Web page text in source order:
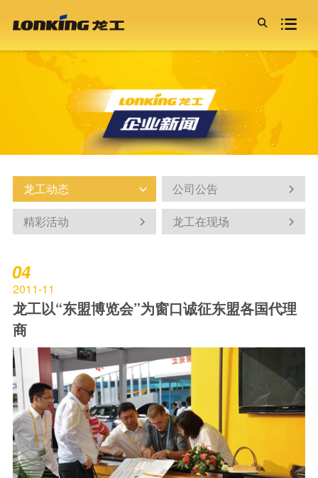

龙工控股
公司荣誉
龙工文化
新闻活动
公司公告
精彩活动
龙工在现场
效率推动未来
装载机
电动装载机
30/50系列燃油装载机
60/70系列燃油装载机
小型装载机
特殊产品
挖掘机
效率王PRO系列
超越者系列
叉车
内燃叉车
电动叉车
仓储叉车
专用叉车
压路机
机械驱动单钢轮振动
全液压单钢轮振动
光轮静碾压路机
全液压驱动双钢轮振动
滑移装载机
配件中心
招标信息
双赢论·资源论·投资论
服务支持
代理商查询
金融服务
全权委托 信赖是金
投资者关系
联交所报告
董事会成员
投资者联系人
双赢论·资源论·投资论
龙工动态  公司公告 
精彩活动  龙工在现场 
04
2011-11
龙工以“东盟博览会”为窗口诚征东盟各国代理
商